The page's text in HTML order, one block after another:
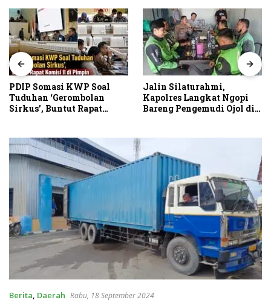
PDIP Somasi KWP Soal
Tuduhan ‘Gerombolan
Sirkus’, Buntut Rapat
Jalin Silaturahmi,
Kapolres Langkat Ngopi
Bareng Pengemudi Ojol di
Berita, Daerah Rabu, 18 September 2024